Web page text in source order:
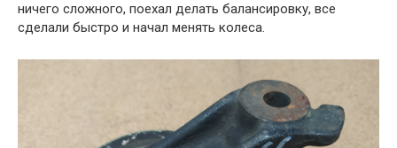
ничего сложного, поехал делать балансировку, все
сделали быстро и начал менять колеса.